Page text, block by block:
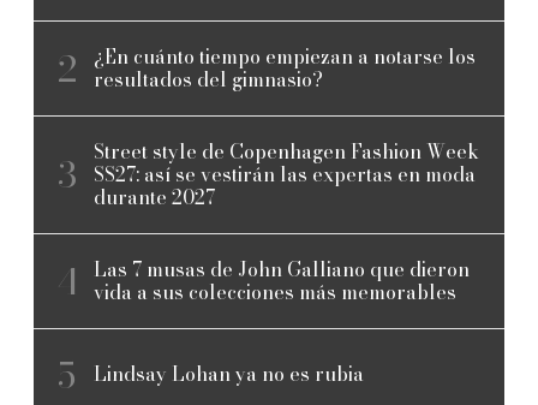
¿En cuánto tiempo empiezan a notarse los
resultados del gimnasio?
Street style de Copenhagen Fashion Week
SS27: así se vestirán las expertas en moda
durante 2027
Las 7 musas de John Galliano que dieron
vida a sus colecciones más memorables
Lindsay Lohan ya no es rubia